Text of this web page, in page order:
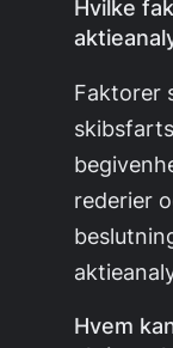
Hvilke
Faktorer
rederier
Hvem